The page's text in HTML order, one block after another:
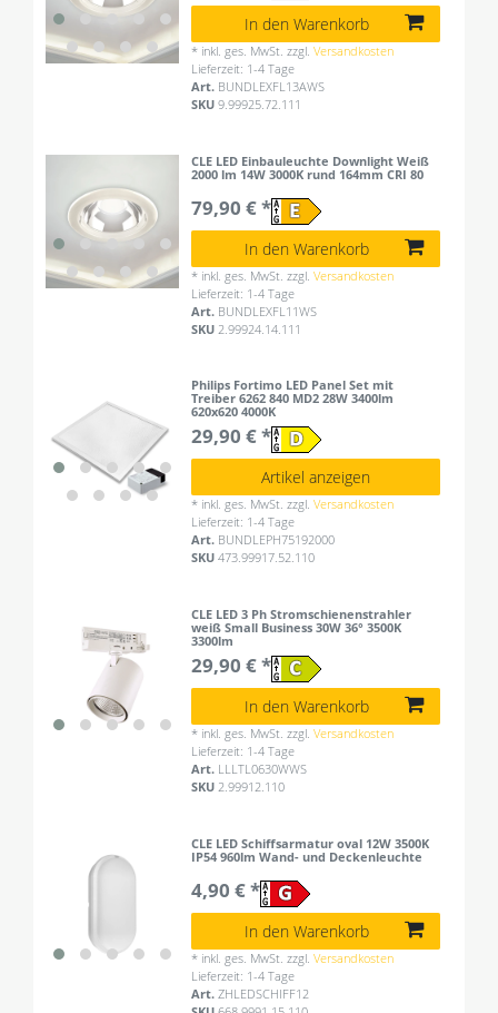
In den Warenkorb
* inkl. ges. MwSt. zzgl.Versandkosten
Lieferzeit: 1-4 Tage
Art. BUNDLEXFL13AWS
SKU9.99925.72.111
CLE LED Einbauleuchte Downlight Weiß
2000 lm 14W 3000K rund 164mm CRI 80
79,90 € *
In den Warenkorb
* inkl. ges. MwSt. zzgl.Versandkosten
Lieferzeit: 1-4 Tage
Art. BUNDLEXFL11WS
SKU 2.99924.14.111
Philips Fortimo LED Panel Set mit
Treiber 6262 840 MD2 28W 3400lm
620x620 4000K
29,90 € *
Artikel anzeigen
* inkl. ges. MwSt. zzgl.Versandkosten
Lieferzeit: 1-4 Tage
Art. BUNDLEPH75192000
SKU473.99917.52.110
CLE LED 3 Ph Stromschienenstrahler
weiß Small Business 30W 36° 3500K
3300lm
29,90 € *
In den Warenkorb
* inkl. ges. MwSt. zzgl.Versandkosten
Lieferzeit: 1-4 Tage
Art. LLLTL0630WWS
SKU2.99912.110
CLE LED Schiffsarmatur oval 12W 3500K
IP54 960lm Wand- und Deckenleuchte
4,90 € *
In den Warenkorb
* inkl. ges. MwSt. zzgl.Versandkosten
Lieferzeit: 1-4 Tage
Art.ZHLEDSCHIFF12